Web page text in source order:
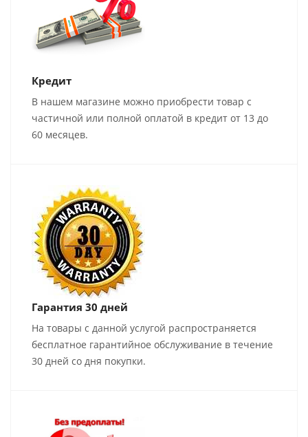
Кредит
В нашем магазине можно приобрести товар с
частичной или полной оплатой в кредит от 13 до
60 месяцев.
Гарантия 30 дней
На товары с данной услугой распространяется
бесплатное гарантийное обслуживание в течение
30 дней со дня покупки.